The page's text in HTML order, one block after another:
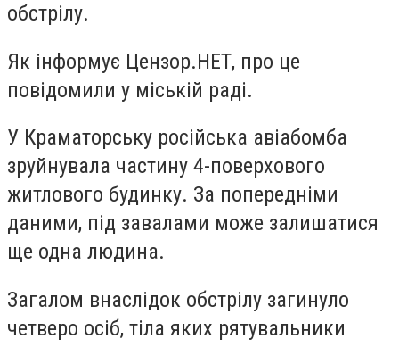
обстрілу.
Як інформує Цензор.НЕТ, про це
повідомили у міській раді.
У Краматорську російська авіабомба
зруйнувала частину 4-поверхового
житлового будинку. За попередніми
даними, під завалами може залишатися
ще одна людина.
Загалом внаслідок обстрілу загинуло
четверо осіб, тіла яких рятувальники